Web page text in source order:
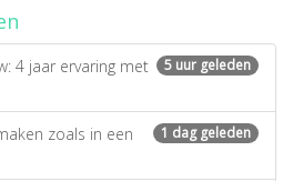
5 uur geleden
4 jaar ervaring met
1 dag geleden
zoals in een